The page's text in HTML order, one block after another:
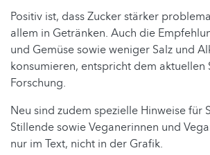
Positiv ist, dass Zucker stärker
allem in Getränken. Auch die
und Gemüse sowie weniger Salz und
konsumieren, entspricht dem aktuellen
Forschung.
Neu sind zudem spezielle Hinweise für
Stillende sowie Veganerinnen und
nur im Text, nicht in der Grafik.